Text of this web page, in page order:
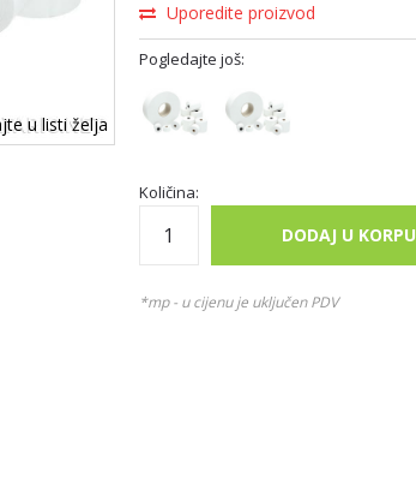
u listi želja
Uporedite proizvod
Pogledajte još:
Količina:
DODAJ U KORPU
*mp - u cijenu je uključen PDV